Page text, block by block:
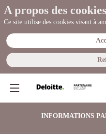
INFORMATIONS
A propos des
Ce site utilise des cookies visant à